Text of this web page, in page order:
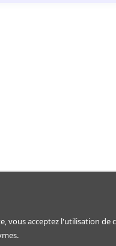
vous acceptez l'utilisation de